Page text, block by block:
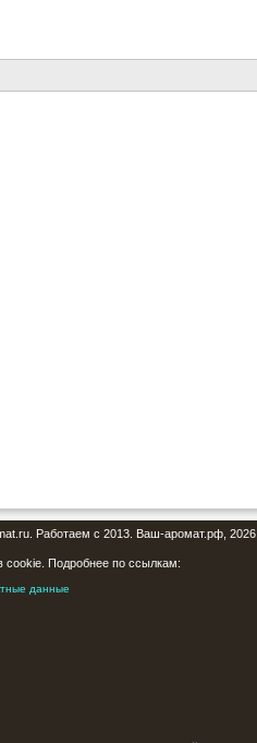
Работаем с 2013. Ваш-аромат.рф, 2026.
cookie. Подробнее по ссылкам:
данные